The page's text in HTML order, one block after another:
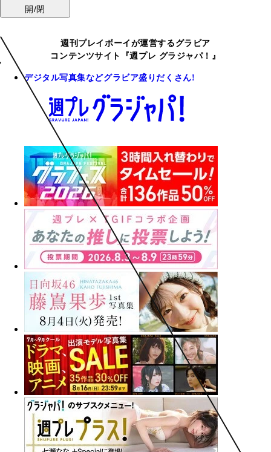
開/閉
週刊プレイボーイが運営するグラビア
コンテンツサイト『週プレ グラジャパ！』
デジタル写真集などグラビア盛りだくさん!